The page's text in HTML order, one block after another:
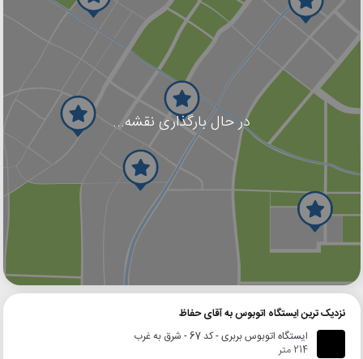
در حال بارگذاری نقشه...
گوگل
نزدیک ترین ایستگاه اتوبوس به آقای حفاظ
ایستگاه اتوبوس بربری - کد 67 - شرق به غرب
214 متر